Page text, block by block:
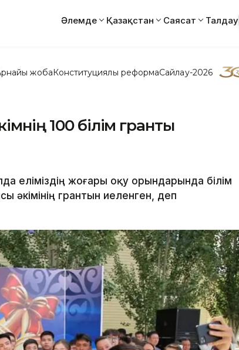
Әлемде Қазақстан Саясат Талдау
жобаКонституциялық реформаСайлау-2026
100 білім гранты
еліміздің жоғары оқу орындарында білім
әкімінің грантын иеленген, деп